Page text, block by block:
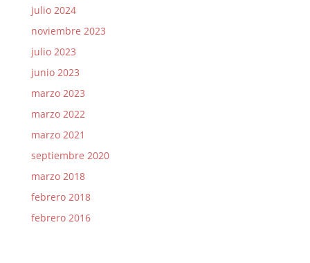
julio 2024
noviembre 2023
julio 2023
junio 2023
marzo 2023
marzo 2022
marzo 2021
septiembre 2020
marzo 2018
febrero 2018
febrero 2016